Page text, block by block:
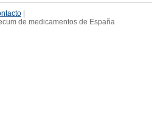
de medicamentos de España